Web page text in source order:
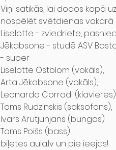
Viņi satikās, lai dodos kopā
nospēlēt svētdienas vakarā
Liselotte - zviedriete,
Jēkabsone - studē ASV
- super
Liselotte Östblom (vokāls),
Arta Jēkabsone (vokāls),
Leonardo Corradi
Toms Rudzinskis (saksofons),
Ivars Arutjunjans (bungas)
Toms Poišs (bass)
biļetes aula.lv un pie ieejas!